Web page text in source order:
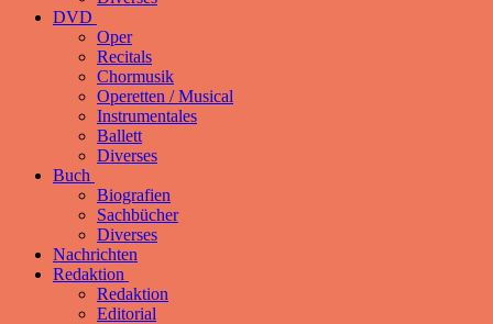
DVD
Oper
Recitals
Chormusik
Operetten / Musical
Instrumentales
Ballett
Diverses
Buch
Biografien
Sachbücher
Diverses
Nachrichten
Redaktion
Redaktion
Editorial